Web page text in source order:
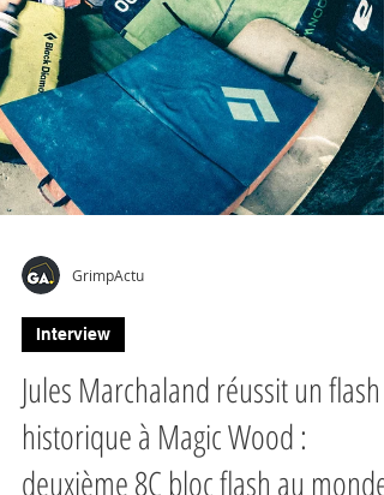
GrimpActu
Interview